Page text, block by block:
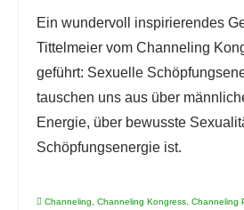
Ein wundervoll inspirierendes
Tittelmeier vom Channeling
geführt: Sexuelle
tauschen uns aus über
Energie, über bewusste
Schöpfungsenergie ist.
Channeling Channeling Kongress Channeling